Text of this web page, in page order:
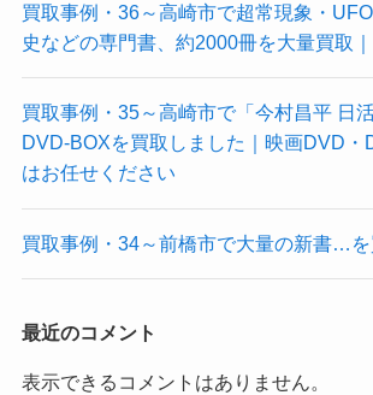
買取事例・36～高崎市で超常現象・
史などの専門書、約2000冊を大量買取
買取事例・35～高崎市で「今村昌平 日活
DVD-BOXを買取しました｜映画DVD・
はお任せください
買取事例・34～前橋市で大量の新書…を
最近のコメント
表示できるコメントはありません。